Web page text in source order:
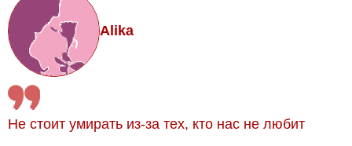
Alika
Не стоит умирать из-за тех, кто нас не любит